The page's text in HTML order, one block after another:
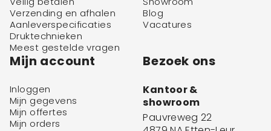
Verzending en afhalen
Aanleverspecificaties
Druktechnieken
Meest gestelde vragen
Blog
Vacatures
Mijn account
Inloggen
Mijn gegevens
Mijn offertes
Mijn orders
Bezoek ons
Kantoor &
showroom
Pauvreweg 22